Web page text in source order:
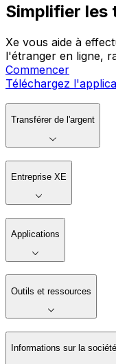
Simplifier
Xe vous aide à
l'étranger en ligne,
Commencer
Téléchargez
Transférer de l'argent
Entreprise XE
Applications
Outils et ressources
Informations sur la société